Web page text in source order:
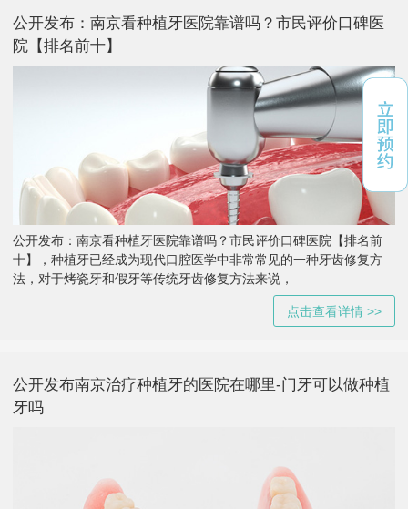
公开发布：南京看种植牙医院靠谱吗？市民评价口碑医
院【排名前十】
公开发布：南京看种植牙医院靠谱吗？市民评价口碑医院【排名前
十】，种植牙已经成为现代口腔医学中非常常见的一种牙齿修复方
法，对于烤瓷牙和假牙等传统牙齿修复方法来说，
点击查看详情 >>
公开发布南京治疗种植牙的医院在哪里-门牙可以做种植
牙吗